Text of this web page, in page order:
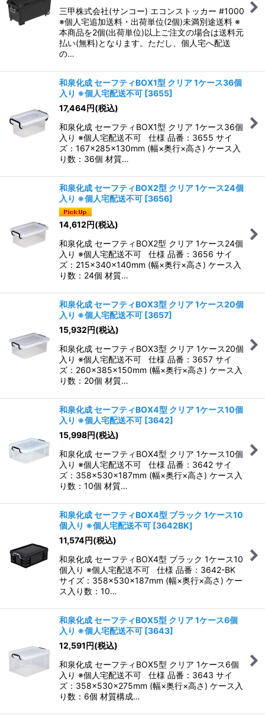
三甲株式会社(サンコー) エコンストッカー #1000
※個人宅追加送料・出荷単位(2個)未満別途送料 ※
本商品を2個(出荷単位)以上ご注文の場合は送料元
払い(無料)となります。ただし、個人宅へ配送
の…
和泉化成 セーフティBOX1型 クリア 1ケース36個
入り ※個人宅配送不可 [3655]
17,464円(税込)
和泉化成 セーフティBOX1型 クリア 1ケース36個
入り ※個人宅配送不可 仕様 品番：3655 サイ
ズ：167×285×130mm (幅×奥行×高さ) ケース入
り数：36個 材質…
和泉化成 セーフティBOX2型 クリア 1ケース24個
入り ※個人宅配送不可 [3656]
14,612円(税込)
和泉化成 セーフティBOX2型 クリア 1ケース24個
入り ※個人宅配送不可 仕様 品番：3656 サイ
ズ：215×340×140mm (幅×奥行×高さ) ケース入
り数：24個 材質…
和泉化成 セーフティBOX3型 クリア 1ケース20個
入り ※個人宅配送不可 [3657]
15,932円(税込)
和泉化成 セーフティBOX3型 クリア 1ケース20個
入り ※個人宅配送不可 仕様 品番：3657 サイ
ズ：260×385×150mm (幅×奥行×高さ) ケース入
り数：20個 材質…
和泉化成 セーフティBOX4型 クリア 1ケース10個
入り ※個人宅配送不可 [3642]
15,998円(税込)
和泉化成 セーフティBOX4型 クリア 1ケース10個
入り ※個人宅配送不可 仕様 品番：3642 サイ
ズ：358×530×187mm (幅×奥行×高さ) ケース入
り数：10個 材質…
和泉化成 セーフティBOX4型 ブラック 1ケース10
個入り ※個人宅配送不可 [3642BK]
11,574円(税込)
和泉化成 セーフティBOX4型 ブラック 1ケース10
個入り ※個人宅配送不可 仕様 品番：3642-BK
サイズ：358×530×187mm (幅×奥行×高さ) ケー
ス入り数：10…
和泉化成 セーフティBOX5型 クリア 1ケース6個
入り ※個人宅配送不可 [3643]
12,591円(税込)
和泉化成 セーフティBOX5型 クリア 1ケース6個
入り ※個人宅配送不可 仕様 品番：3643 サイ
ズ：358×530×275mm (幅×奥行×高さ) ケース入
り数：6個 材質構成…